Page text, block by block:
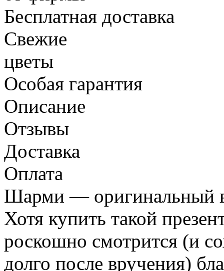
Бесплатная доставка
Свежие
цветы
Особая гарантия
Описание
Отзывы
Доставка
Оплата
Шарми — оригинальный
Хотя купить такой
роскошно смотрится (и
долго после вручения)